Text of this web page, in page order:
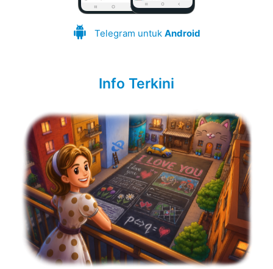
Telegram untuk Android
Info Terkini